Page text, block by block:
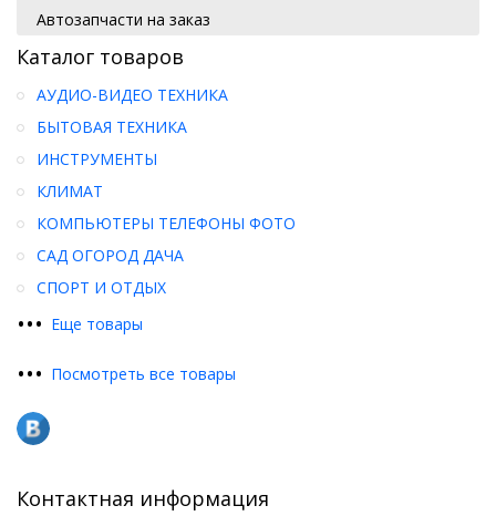
Автозапчасти на заказ
Каталог товаров
••• Еще товары
АУДИО-ВИДЕО ТЕХНИКА
БЫТОВАЯ ТЕХНИКА
ИНСТРУМЕНТЫ
КЛИМАТ
КОМПЬЮТЕРЫ ТЕЛЕФОНЫ ФОТО
САД ОГОРОД ДАЧА
СПОРТ И ОТДЫХ
••• Посмотреть все товары
Контактная информация